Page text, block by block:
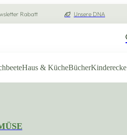
Rabatt Unsere DNA
Haus & KücheBücherKinderecke